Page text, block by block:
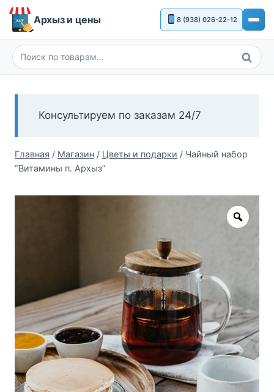
Перейти
Архыз и цены 8 (938) 026-22-12
Искать:
Поиск
Консультируем по заказам 24/7
Главная / Магазин / Цветы и подарки / Чайный набор
“Витамины п. Архыз”
Zoom